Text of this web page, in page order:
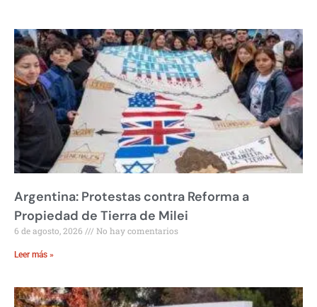
Argentina: Protestas contra Reforma a
Propiedad de Tierra de Milei
6 de agosto, 2026 No hay comentarios
Leer más »